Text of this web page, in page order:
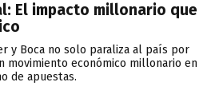
El impacto millonario que
y Boca no solo paraliza al país por
movimiento económico millonario en
de apuestas.